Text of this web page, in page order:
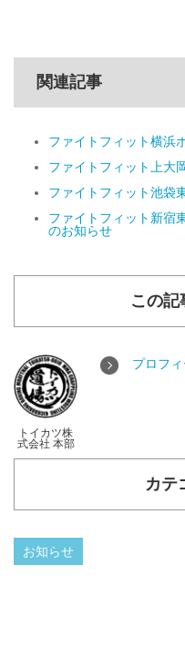
関連記事
ファイトフィット横浜
ファイトフィット上大
ファイトフィット池袋
ファイトフィット新
のお知らせ
この記
トイカツ株
式会社 本部
プロフ
カテ
お知らせ